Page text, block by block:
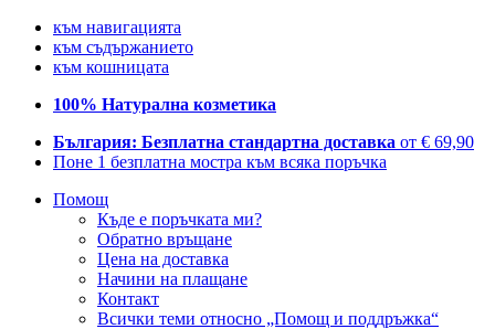
към навигацията
към съдържанието
към кошницата
100% Натурална козметика
България: Безплатна стандартна доставка от € 69,90
Поне 1 безплатна мостра към всяка поръчка
Помощ
Къде е поръчката ми?
Обратно връщане
Цена на доставка
Начини на плащане
Контакт
Всички теми относно „Помощ и поддръжка“